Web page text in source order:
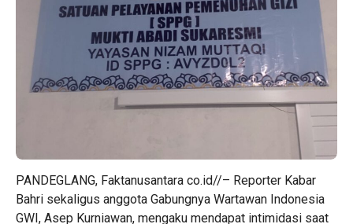
PANDEGLANG, Faktanusantara co.id//– Reporter Kabar
Bahri sekaligus anggota Gabungnya Wartawan Indonesia
GWI, Asep Kurniawan, mengaku mendapat intimidasi saat